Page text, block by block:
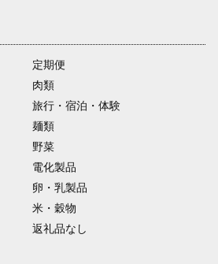
定期便
肉類
旅行・宿泊・体験
麺類
野菜
電化製品
卵・乳製品
米・穀物
返礼品なし